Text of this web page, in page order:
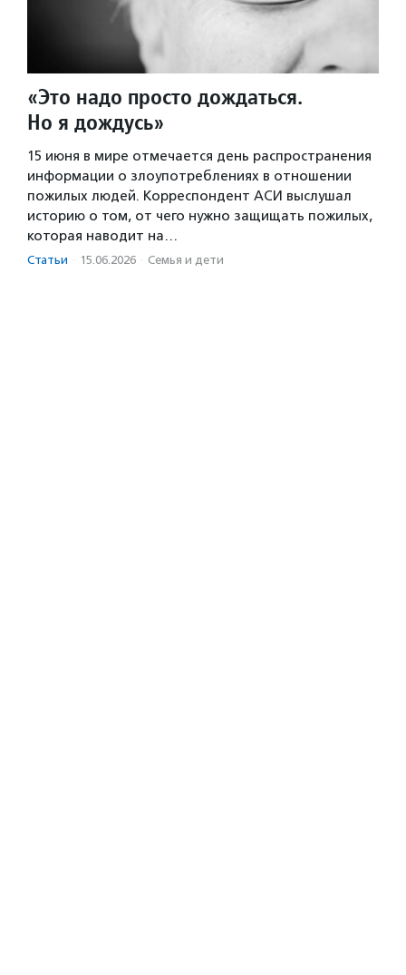
«Это надо просто дождаться.
Но я дождусь»
15 июня в мире отмечается день распространения
информации о злоупотреблениях в отношении
пожилых людей. Корреспондент АСИ выслушал
историю о том, от чего нужно защищать пожилых,
которая наводит на…
Статьи · 15.06.2026 · Семья и дети